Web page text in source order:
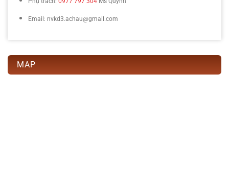
Email: nvkd3.achau@gmail.com
MAP